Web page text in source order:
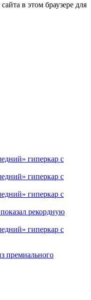
в этом браузере для
гиперкар с
гиперкар с
гиперкар с
рекордную
гиперкар с
премиального